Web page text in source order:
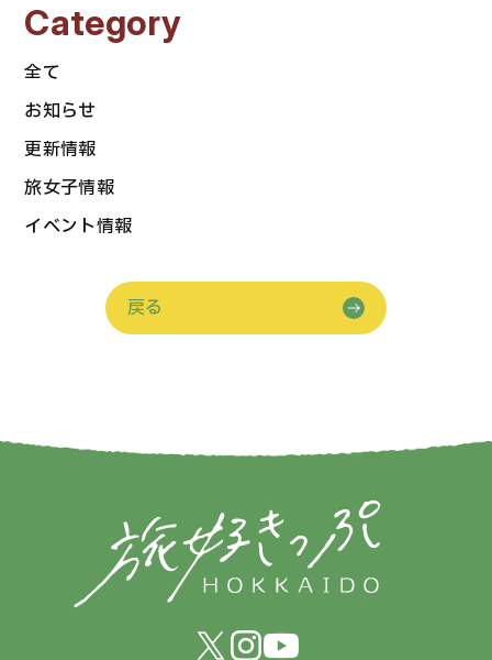
Category
全て
お知らせ
更新情報
旅女子情報
イベント情報
戻る